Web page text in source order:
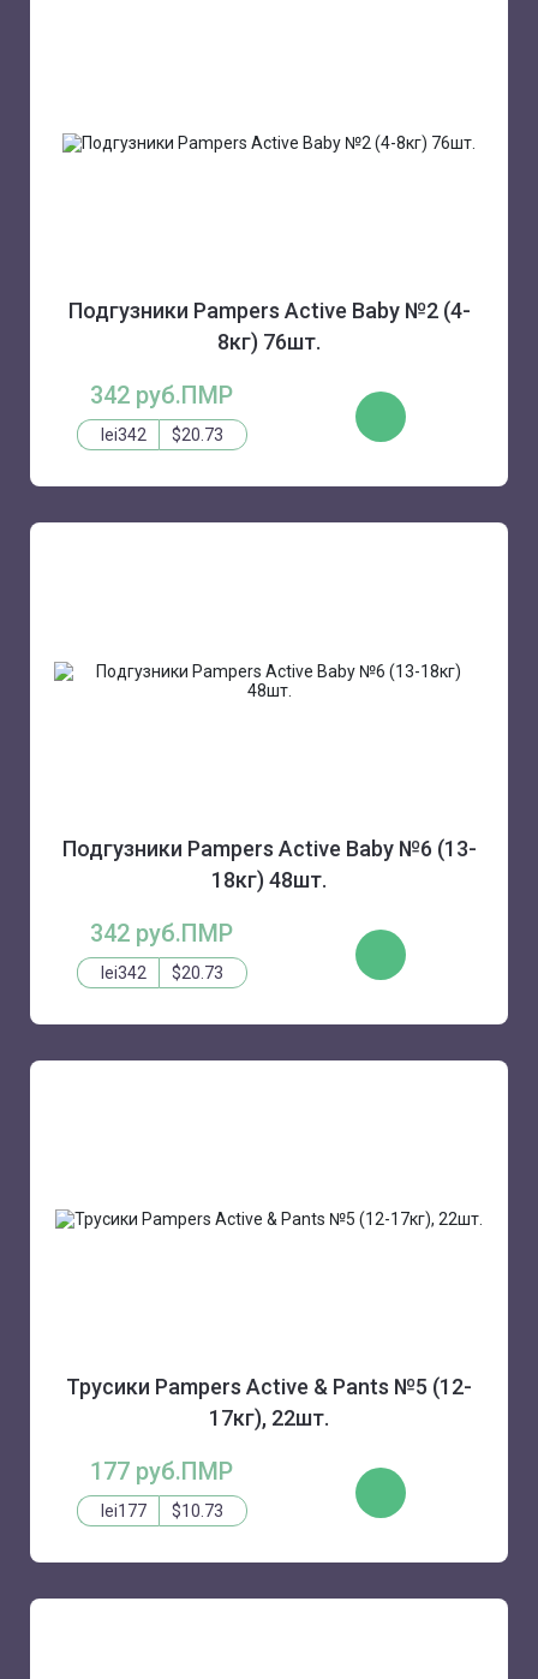
Подгузники Pampers Active Baby №2 (4-
8кг) 76шт.
342 руб.ПМР
lei342 $20.73
КУПИТЬ
Подгузники Pampers Active Baby №6 (13-
18кг) 48шт.
342 руб.ПМР
lei342 $20.73
КУПИТЬ
Трусики Pampers Active & Pants №5 (12-
17кг), 22шт.
177 руб.ПМР
lei177 $10.73
КУПИТЬ